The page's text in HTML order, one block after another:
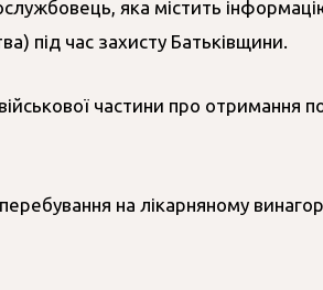
яка містить
під час захисту Батьківщини.
частини про отримання
на лікарняному